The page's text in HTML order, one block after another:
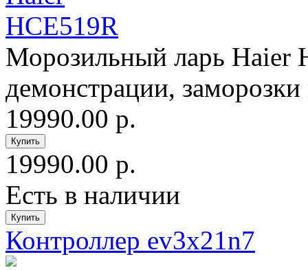
Морозильный ларь Haier
демонстрации,
19990.00 р.
19990.00 р.
Есть в наличии
Контроллер ev3x21n7